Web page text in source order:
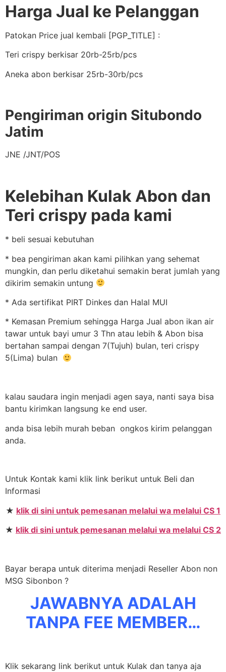
Harga Jual ke Pelanggan
Patokan Price jual kembali [PGP_TITLE] :
Teri crispy berkisar 20rb-25rb/pcs
Aneka abon berkisar 25rb-30rb/pcs
Pengiriman origin Situbondo
Jatim
JNE /JNT/POS
Kelebihan Kulak Abon dan
Teri crispy pada kami
* beli sesuai kebutuhan
* bea pengiriman akan kami pilihkan yang sehemat
mungkin, dan perlu diketahui semakin berat jumlah yang
dikirim semakin untung
* Ada sertifikat PIRT Dinkes dan Halal MUI
* Kemasan Premium sehingga Harga Jual abon ikan air
tawar untuk bayi umur 3 Thn atau lebih & Abon bisa
bertahan sampai dengan 7(Tujuh) bulan, teri crispy
5(Lima) bulan
kalau saudara ingin menjadi agen saya, nanti saya bisa
bantu kirimkan langsung ke end user.
anda bisa lebih murah beban ongkos kirim pelanggan
anda.
Untuk Kontak kami klik link berikut untuk Beli dan
Informasi
★ klik di sini untuk pemesanan melalui wa melalui CS 1
★ klik di sini untuk pemesanan melalui wa melalui CS 2
Bayar berapa untuk diterima menjadi Reseller Abon non
MSG Sibonbon ?
JAWABNYA ADALAH
TANPA FEE MEMBER…
Klik sekarang link berikut untuk Kulak dan tanya aja